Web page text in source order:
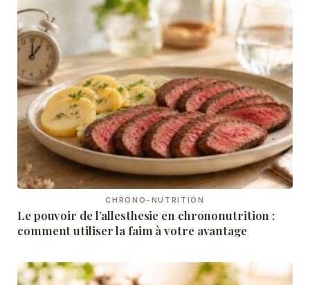
CHRONO-NUTRITION
Le pouvoir de l’allesthesie en chrononutrition :
comment utiliser la faim à votre avantage